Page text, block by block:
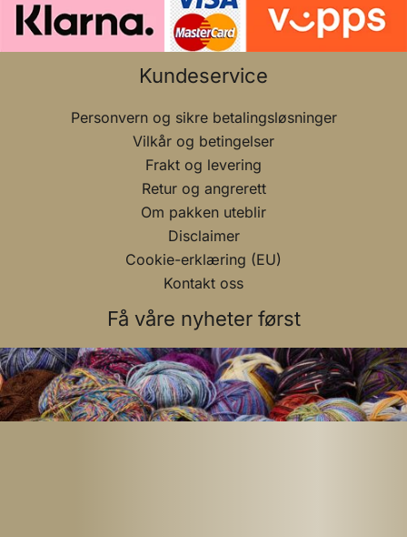
Kundeservice
Personvern og sikre betalingsløsninger
Vilkår og betingelser
Frakt og levering
Retur og angrerett
Om pakken uteblir
Disclaimer
Cookie-erklæring (EU)
Kontakt oss
Få våre nyheter først